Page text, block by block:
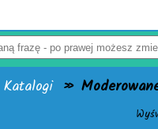
Katalogi »